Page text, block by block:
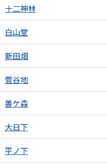
十二神林
白山堂
新田畑
菅谷地
善ケ森
大日下
平ノ下